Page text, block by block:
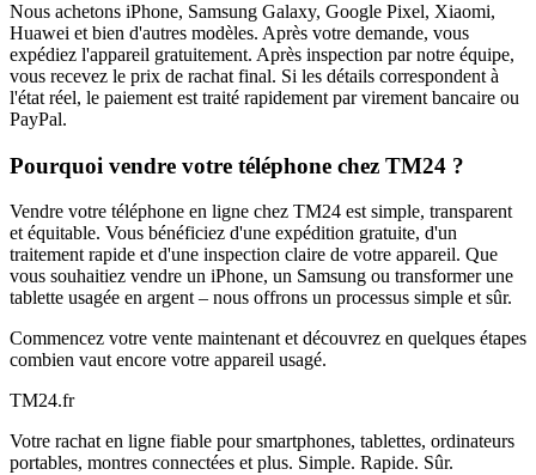
Nous achetons iPhone, Samsung Galaxy, Google Pixel, Xiaomi,
Huawei et bien d'autres modèles. Après votre demande, vous
expédiez l'appareil gratuitement. Après inspection par notre équipe,
vous recevez le prix de rachat final. Si les détails correspondent à
l'état réel, le paiement est traité rapidement par virement bancaire ou
PayPal.
Pourquoi vendre votre téléphone chez TM24 ?
Vendre votre téléphone en ligne chez TM24 est simple, transparent
et équitable. Vous bénéficiez d'une expédition gratuite, d'un
traitement rapide et d'une inspection claire de votre appareil. Que
vous souhaitiez vendre un iPhone, un Samsung ou transformer une
tablette usagée en argent – nous offrons un processus simple et sûr.
Commencez votre vente maintenant et découvrez en quelques étapes
combien vaut encore votre appareil usagé.
TM24.fr
Votre rachat en ligne fiable pour smartphones, tablettes, ordinateurs
portables, montres connectées et plus. Simple. Rapide. Sûr.